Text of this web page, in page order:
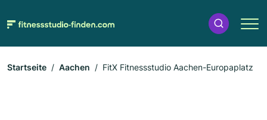
Startseite Aachen FitX Fitnessstudio Aachen-Europaplatz